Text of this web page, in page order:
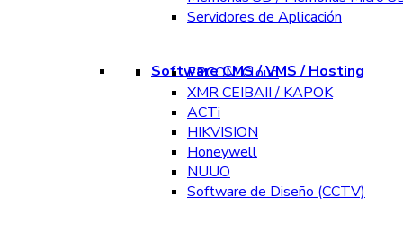
Servidores de Aplicación
Software CMS / VMS / Hosting
EPCOM Cloud
XMR CEIBAII / KAPOK
ACTi
HIKVISION
Honeywell
NUUO
Software de Diseño (CCTV)